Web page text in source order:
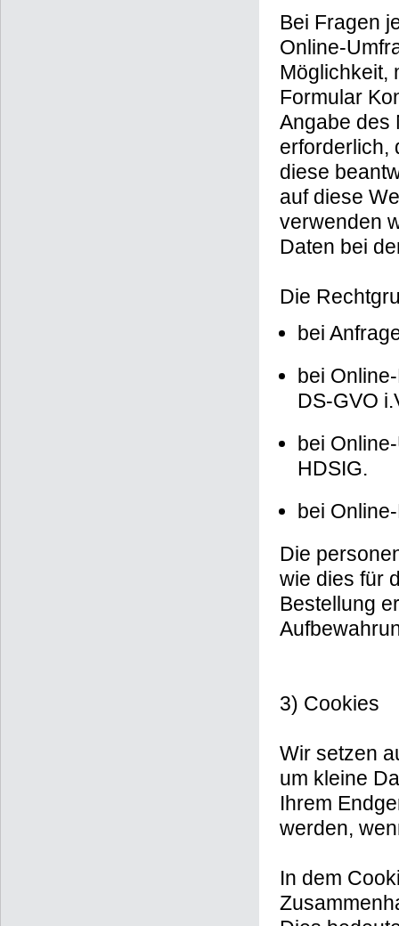
Bei Fragen
Online-
Möglichkeit,
Formular
Angabe des
erforderlich,
diese
auf diese
verwenden
Daten bei
Die
bei
bei
DS-GVO
bei
HDSIG.
bei
Die
wie dies für
Bestellung
3) Cookies
Wir setzen
um kleine
Ihrem
werden,
In dem